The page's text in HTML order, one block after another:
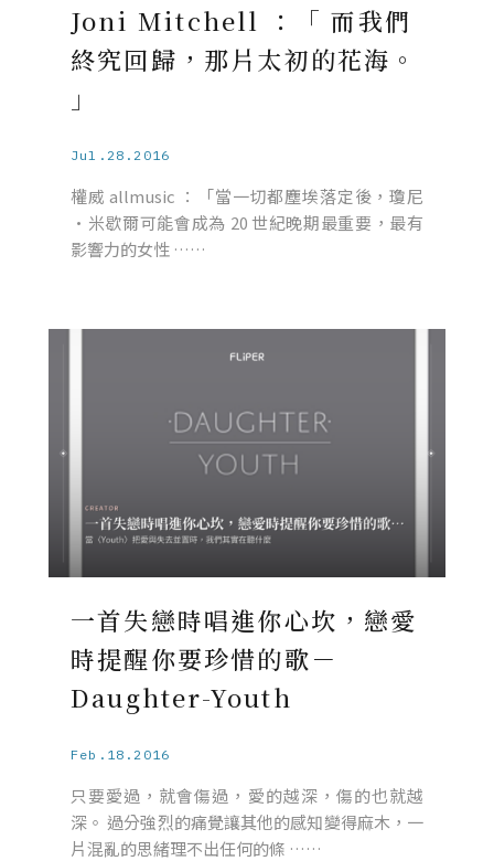
Joni Mitchell ：「 而我們
終究回歸，那片太初的花海。
」
Jul.28.2016
權威 allmusic ：「當一切都塵埃落定後，瓊尼
·米歇爾可能會成為 20 世紀晚期最重要，最有
影響力的女性 ……
一首失戀時唱進你心坎，戀愛
時提醒你要珍惜的歌－
Daughter-Youth
Feb.18.2016
只要愛過，就會傷過，愛的越深，傷的也就越
深。 過分強烈的痛覺讓其他的感知變得麻木，一
片混亂的思緒理不出任何的條 ……